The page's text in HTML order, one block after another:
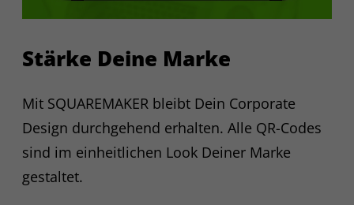
Stärke Deine Marke
Mit SQUAREMAKER bleibt Dein Corporate
Design durchgehend erhalten. Alle QR-Codes
sind im einheitlichen Look Deiner Marke
gestaltet.
Löschung
Analyse von B2B-Websitebesuchen
zu Marketing- und Vertriebszwecken.